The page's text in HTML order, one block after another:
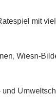
mit
Wiesn-